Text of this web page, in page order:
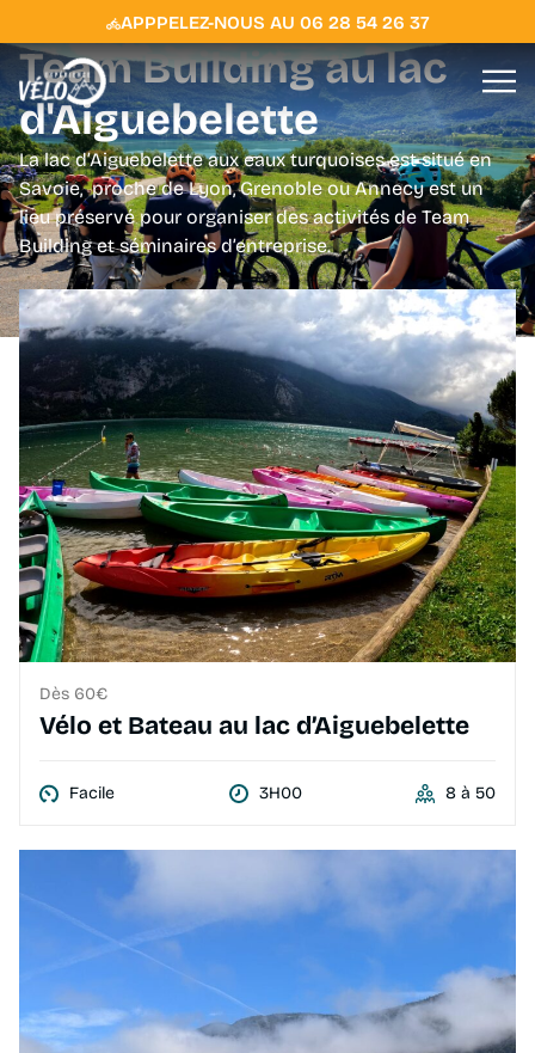
APPPELEZ-NOUS AU 06 28 54 26 37
Team Building au lac
d'Aiguebelette
La lac d’Aiguebelette aux eaux turquoises est situé en
Savoie, proche de Lyon, Grenoble ou Annecy est un
lieu préservé pour organiser des activités de Team
Building et séminaires d’entreprise.
Dès 60€
Vélo et Bateau au lac d’Aiguebelette
Facile 3H00 8 à 50